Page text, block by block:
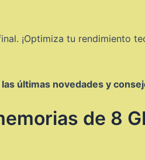
¡Optimiza tu rendimiento
últimas novedades y
de 8